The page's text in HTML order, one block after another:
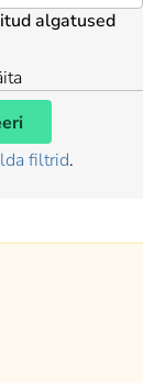
algatused
filtrid.